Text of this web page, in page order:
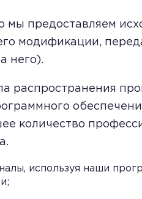
мы предоставляем
модификации,
него).
распространения
количество
используя наши